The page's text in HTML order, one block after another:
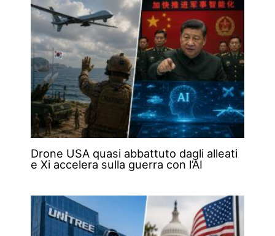
Drone USA quasi abbattuto dagli alleati
e Xi accelera sulla guerra con l’AI